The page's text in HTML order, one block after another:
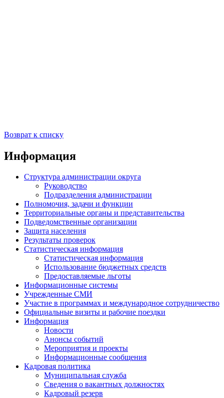
Возврат к списку
Информация
Структура администрации округа
Руководство
Подразделения администрации
Полномочия, задачи и функции
Территориальные органы и представительства
Подведомственные организации
Защита населения
Результаты проверок
Статистическая информация
Статистическая информация
Использование бюджетных средств
Предоставляемые льготы
Информационные системы
Учрежденные СМИ
Участие в программах и международное сотрудничество
Официальные визиты и рабочие поездки
Информация
Новости
Анонсы событий
Мероприятия и проекты
Информационные сообщения
Кадровая политика
Муниципальная служба
Сведения о вакантных должностях
Кадровый резерв